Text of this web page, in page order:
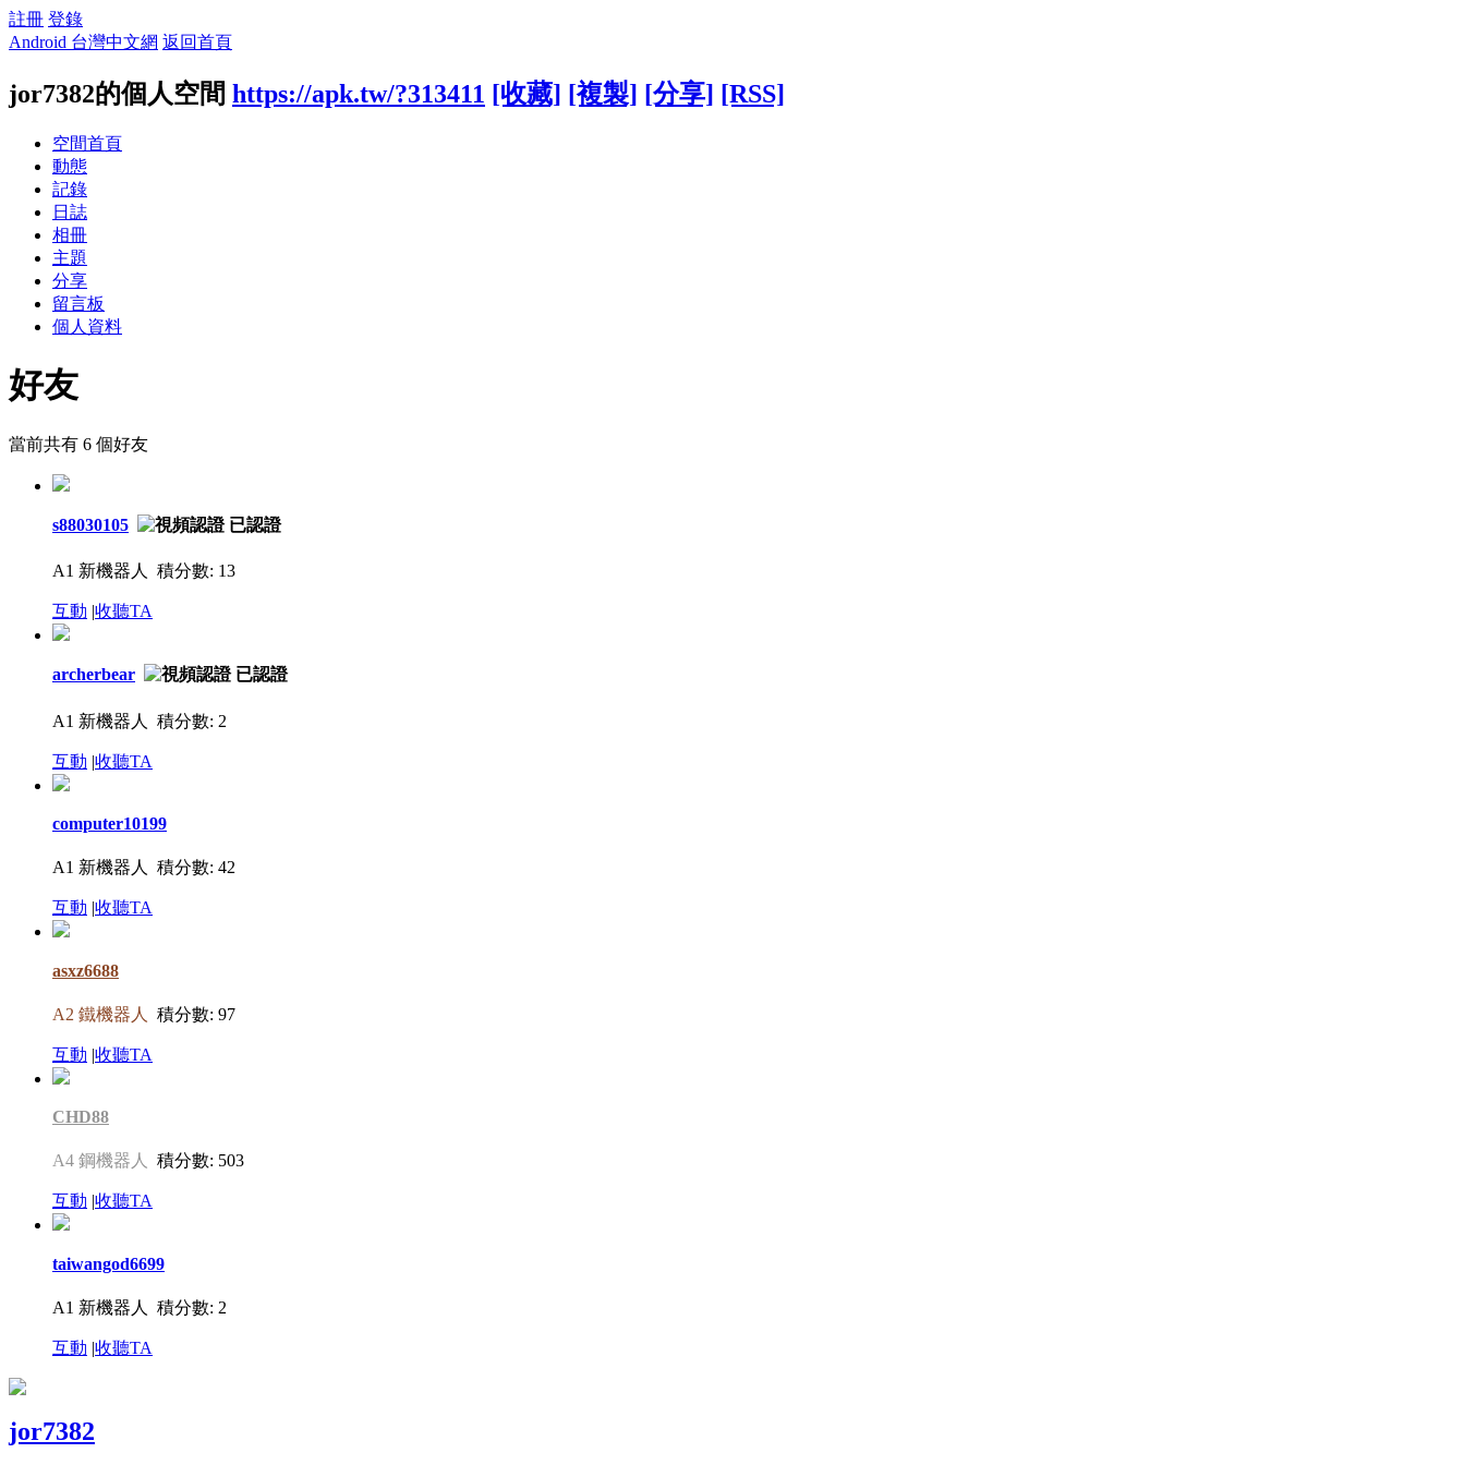
註冊 登錄
Android 台灣中文網 返回首頁
jor7382的個人空間 https://apk.tw/?313411 [收藏] [複製] [分享] [RSS]
空間首頁
動態
記錄
日誌
相冊
主題
分享
留言板
個人資料
好友
當前共有 6 個好友
s88030105
A1 新機器人 積分數: 13
互動 |收聽TA
archerbear
A1 新機器人 積分數: 2
互動 |收聽TA
computer10199
A1 新機器人 積分數: 42
互動 |收聽TA
asxz6688
A2 鐵機器人 積分數: 97
互動 |收聽TA
CHD88
A4 鋼機器人 積分數: 503
互動 |收聽TA
taiwangod6699
A1 新機器人 積分數: 2
互動 |收聽TA
jor7382